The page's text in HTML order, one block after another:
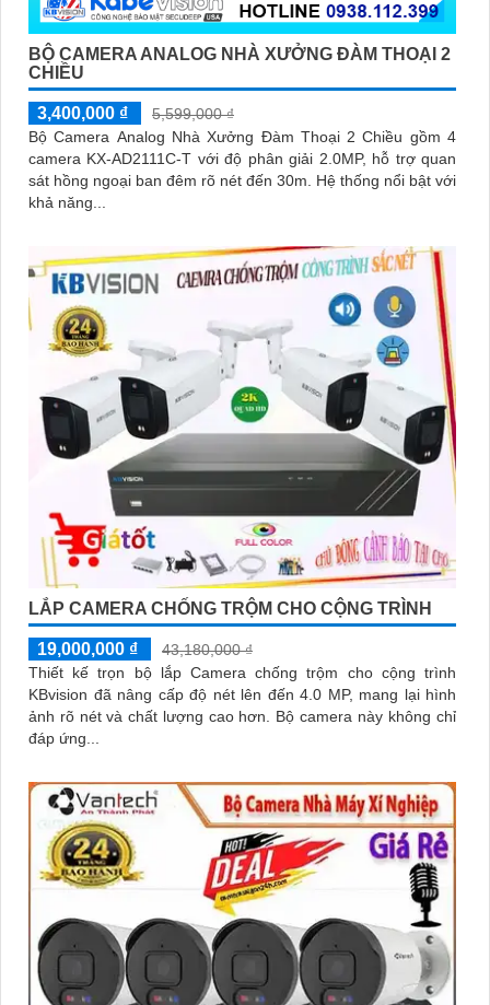
BỘ CAMERA ANALOG NHÀ XƯỞNG ĐÀM THOẠI 2
CHIỀU
3,400,000 ₫
5,599,000 ₫
Bộ Camera Analog Nhà Xưởng Đàm Thoại 2 Chiều gồm 4
camera KX-AD2111C-T với độ phân giải 2.0MP, hỗ trợ quan
sát hồng ngoại ban đêm rõ nét đến 30m. Hệ thống nổi bật với
khả năng...
LẮP CAMERA CHỐNG TRỘM CHO CỘNG TRÌNH
19,000,000 ₫
43,180,000 ₫
Thiết kế trọn bộ lắp Camera chống trộm cho cộng trình
KBvision đã nâng cấp độ nét lên đến 4.0 MP, mang lại hình
ảnh rõ nét và chất lượng cao hơn. Bộ camera này không chỉ
đáp ứng...